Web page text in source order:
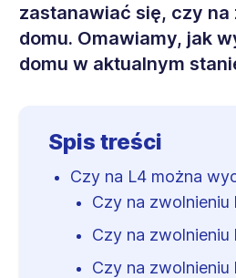
zastanawiać się, czy
domu. Omawiamy, jak
domu w aktualnym
Spis treści
Czy na L4 można
Czy na
Czy na
Czy na